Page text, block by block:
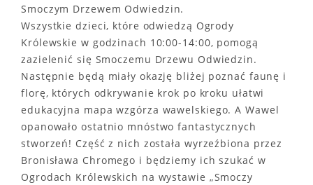
Smoczym Drzewem Odwiedzin.
Wszystkie dzieci, które odwiedzą Ogrody
Królewskie w godzinach 10:00-14:00, pomogą
zazielenić się Smoczemu Drzewu Odwiedzin.
Następnie będą miały okazję bliżej poznać faunę i
florę, których odkrywanie krok po kroku ułatwi
edukacyjna mapa wzgórza wawelskiego. A Wawel
opanowało ostatnio mnóstwo fantastycznych
stworzeń! Część z nich została wyrzeźbiona przez
Bronisława Chromego i będziemy ich szukać w
Ogrodach Królewskich na wystawie „Smoczy